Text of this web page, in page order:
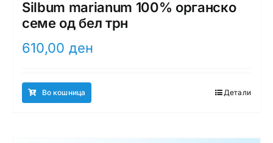
Silbum marianum 100% органско
семе од бел трн
610,00 ден
Во кошница Детали